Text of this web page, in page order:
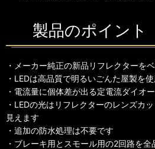
製品のポイント
・メーカー純正の新品リフレクターを
・LEDは高品質で明るいごんた屋製を
・電流量に個体差が出る定電流ダイオ
・LEDの光はリフレクターのレンズカ
見えます
・追加の防水処理は不要です
・ブレーキ用とスモール用の2回路を全